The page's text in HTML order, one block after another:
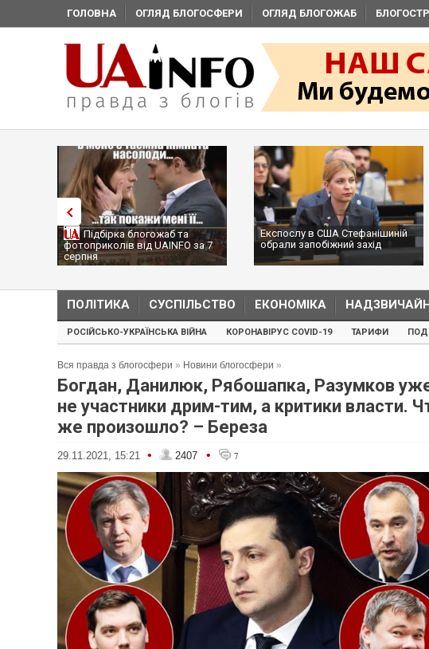
ГОЛОВНА ОГЛЯД БЛОГОСФЕРИ ОГЛЯД БЛОГОЖАБ
Підбірка блогожаб та
фотоприколів від UAINFO за 7
серпня
Експослу в США Стефанішиній
обрали запобіжний захід
ПОЛІТИКА СУСПІЛЬСТВО ЕКОНОМІКА
РОСІЙСЬКО-УКРАЇНСЬКА ВІЙНА КОРОНАВІРУС COVID-19 ТАРИФИ
Вся правда з блогосфери » Новини блогосфери »
Богдан, Данилюк, Рябошапка, Разумков
не участники дрим-тим, а критики власти.
же произошло? – Береза
29.11.2021, 15:21 • 2407 • 7